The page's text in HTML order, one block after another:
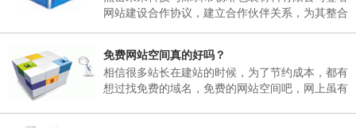
于2018年02月06日下午17：00以前报公司办公
室。 三、各部门要...
网站建设合作协议，建立合作伙伴关系，为其整合
免费网站空间真的好吗？
相信很多站长在建站的时候，为了节约成本，都有
想过找免费的域名，免费的网站空间吧，网上虽有